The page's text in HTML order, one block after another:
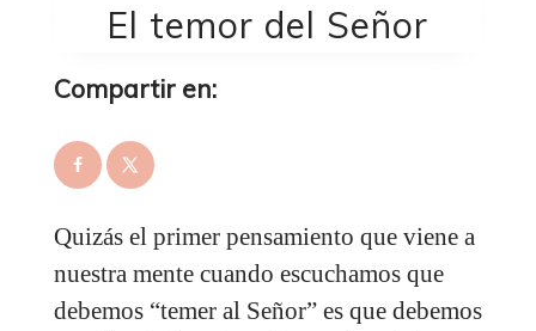
El temor del Señor
Compartir en:
Quizás el primer pensamiento que viene a
nuestra mente cuando escuchamos que
debemos “temer al Señor” es que debemos